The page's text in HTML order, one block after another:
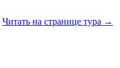
Читать на странице тура →